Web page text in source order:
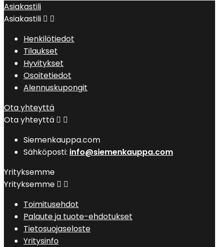
Asiakastili
Asiakastili  
Henkilötiedot
Tilaukset
Hyvitykset
Osoitetiedot
Alennuskupongit
Ota yhteyttä
Ota yhteyttä  
Siemenkauppa.com
Sähköposti: info@siemenkauppa.com
Yrityksemme
Yrityksemme  
Toimitusehdot
Palaute ja tuote-ehdotukset
Tietosuojaseloste
Yritysinfo